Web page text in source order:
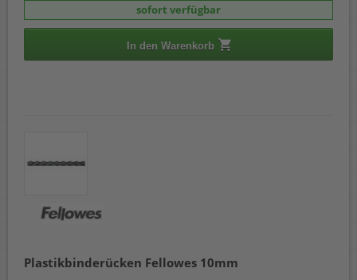
sofort verfügbar
In den Warenkorb
Plastikbinderücken Fellowes 10mm